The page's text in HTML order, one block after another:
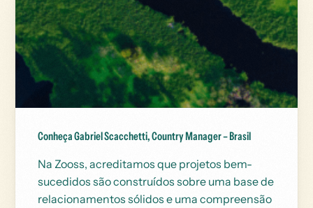
Conheça Gabriel Scacchetti, Country Manager – Brasil
Na Zooss, acreditamos que projetos bem-
sucedidos são construídos sobre uma base de
relacionamentos sólidos e uma compreensão